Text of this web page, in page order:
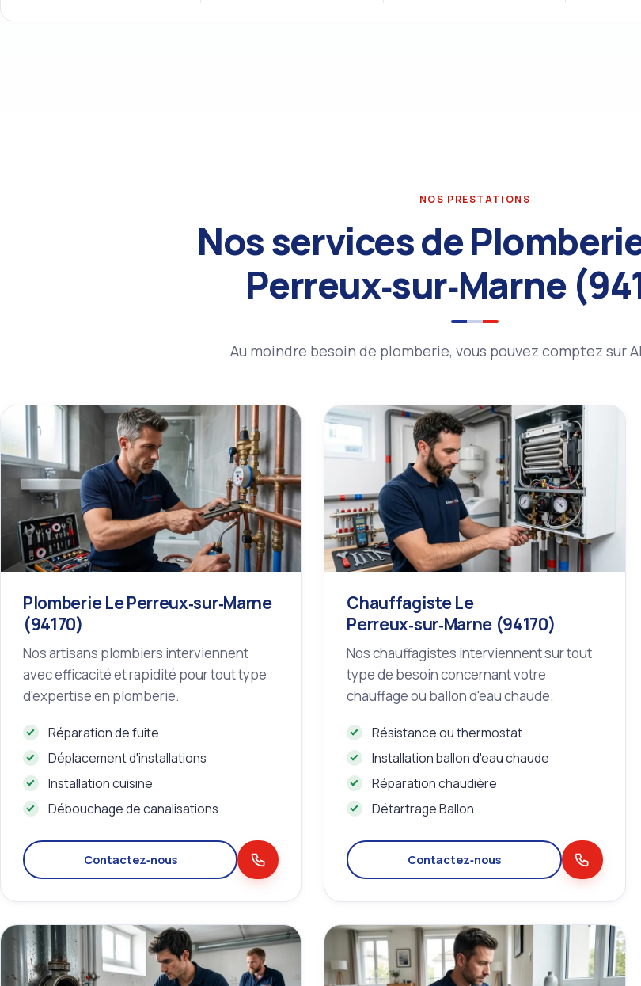
NOS PRESTATIONS
Nos services de
Perreux‑sur‑Marne
Au moindre besoin de plomberie, vous pouvez comptez sur
Plomberie Le Perreux‑sur‑Marne
(94170)
Nos artisans plombiers interviennent
avec efficacité et rapidité pour tout type
d'expertise en plomberie.
Réparation de fuite
Déplacement d'installations
Installation cuisine
Débouchage de canalisations
Contactez‑nous
Chauffagiste Le
Perreux‑sur‑Marne (94170)
Nos chauffagistes interviennent sur tout
type de besoin concernant votre
chauffage ou ballon d'eau chaude.
Résistance ou thermostat
Installation ballon d'eau chaude
Réparation chaudière
Détartrage Ballon
Contactez‑nous